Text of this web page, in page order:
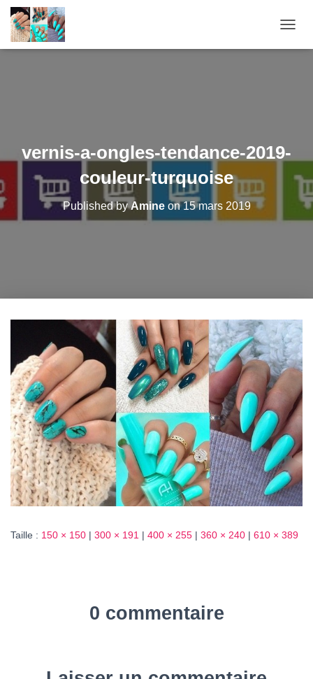
U
R
A
A
I
O
N
vernis-a-ongles-tendance-2019-
couleur-turquoise
Published byAmineon15 mars 2019
Taille : 150 × 150 | 300 × 191 | 400 × 255 | 360 × 240 | 610 × 389
0 commentaire